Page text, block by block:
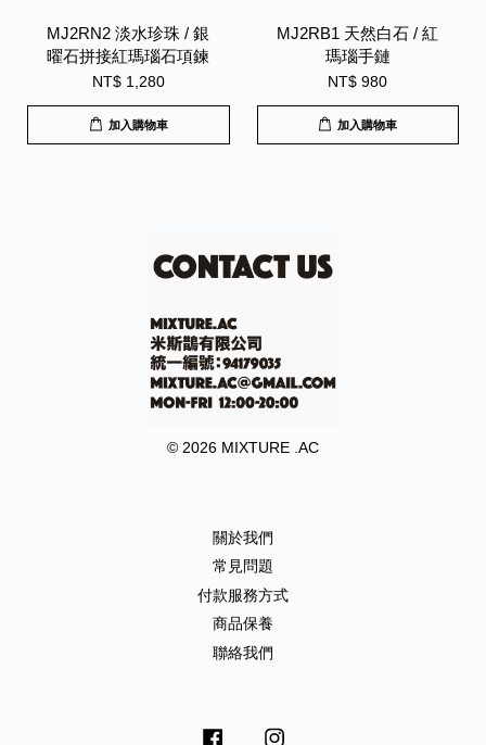
MJ2RN2 淡水珍珠 / 銀
曜石拼接紅瑪瑙石項鍊
NT$ 1,280
加入購物車
MJ2RB1 天然白石 / 紅
瑪瑙手鏈
NT$ 980
加入購物車
© 2026 MIXTURE .AC
關於我們
常見問題
付款服務方式
商品保養
聯絡我們
Facebook